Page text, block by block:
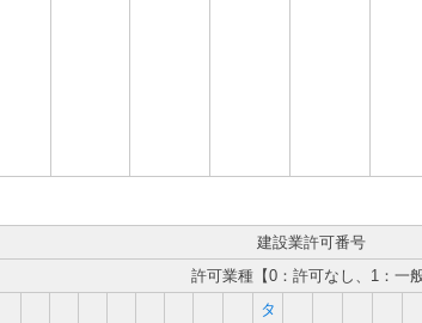
建設業許可番号
許可業種【0：許可なし、1：一
タ